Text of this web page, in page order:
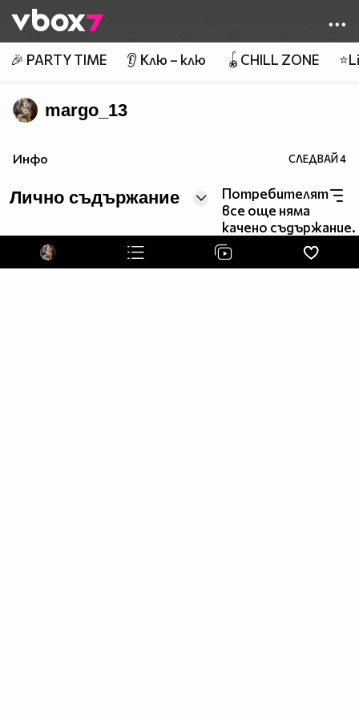
👾
🎉 PARTY TIME 👂 Клю – клю 🪀CHILL ZONE
margo_13
Инфо СЛЕДВАЙ4
Лично съдържание
Потребителят
все още няма
качено съдържание.